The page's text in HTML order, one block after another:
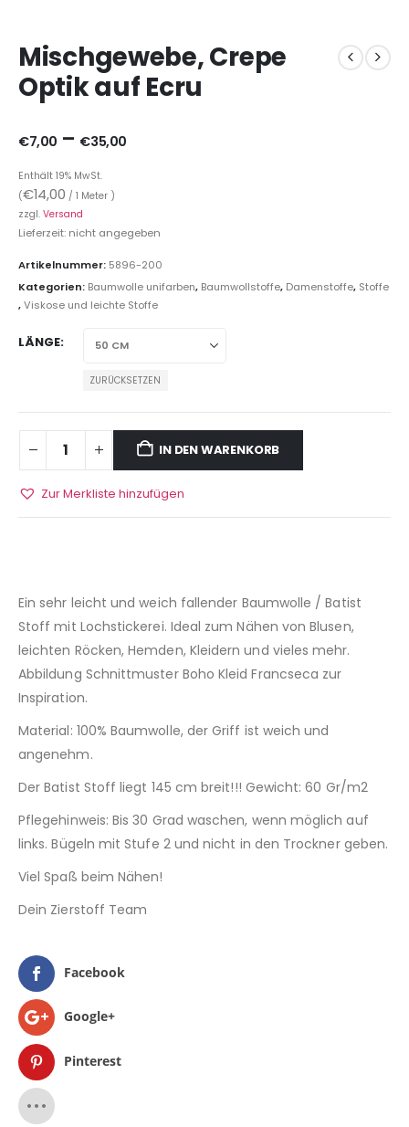
Mischgewebe, Crepe
Optik auf Ecru
€7,00 – €35,00
Enthält 19% MwSt.
(€14,00 / 1 Meter )
zzgl. Versand
Lieferzeit: nicht angegeben
Artikelnummer: 5896-200
Kategorien: Baumwolle unifarben, Baumwollstoffe, Damenstoffe, Stoffe
,Viskose und leichte Stoffe
LÄNGE
ZURÜCKSETZEN
IN DEN WARENKORB
Zur Merkliste hinzufügen
Ein sehr leicht und weich fallender Baumwolle / Batist
Stoff mit Lochstickerei. Ideal zum Nähen von Blusen,
leichten Röcken, Hemden, Kleidern und vieles mehr.
Abbildung Schnittmuster Boho Kleid Francseca zur
Inspiration.
Material: 100% Baumwolle, der Griff ist weich und
angenehm.
Der Batist Stoff liegt 145 cm breit!!! Gewicht: 60 Gr/m2
Pflegehinweis: Bis 30 Grad waschen, wenn möglich auf
links. Bügeln mit Stufe 2 und nicht in den Trockner geben.
Viel Spaß beim Nähen!
Dein Zierstoff Team
Facebook
Google+
Pinterest